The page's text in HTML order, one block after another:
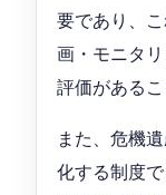
要であり、
画・モニタ
評価があるこ
また、危機
化する制度